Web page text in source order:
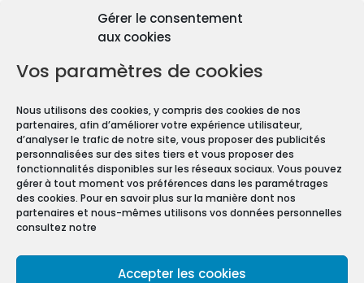
Gérer le consentement
aux cookies
Vos paramètres de cookies
Nous utilisons des cookies, y compris des cookies de nos
partenaires, afin d’améliorer votre expérience utilisateur,
d’analyser le trafic de notre site, vous proposer des publicités
personnalisées sur des sites tiers et vous proposer des
fonctionnalités disponibles sur les réseaux sociaux. Vous pouvez
gérer à tout moment vos préférences dans les paramétrages
des cookies. Pour en savoir plus sur la manière dont nos
partenaires et nous-mêmes utilisons vos données personnelles
consultez notre
Accepter les cookies
Découvrir les diagnostics
Pourquoi les diagnostics
immobiliers sont
obligatoires ?
Carrez, les diagnostics immobiliers sont devenus
obligatoires pour toute transaction immobilière.
En effet, que vous vendiez ou louiez une maison
ou un appartement, vous devez constituer un
Dossier de Diagnostic Technique (DDT).
Mentions légales